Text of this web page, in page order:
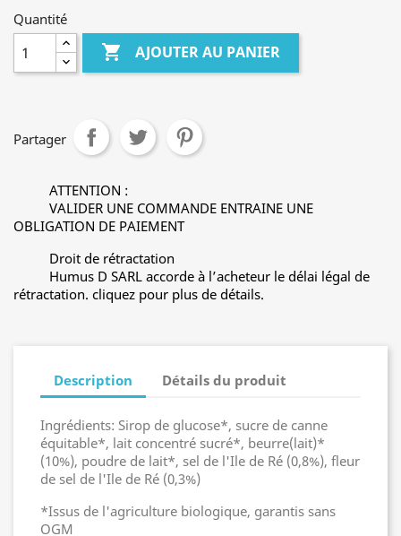
Quantité
 AJOUTER AU PANIER
Partager
ATTENTION :
VALIDER UNE COMMANDE ENTRAINE UNE
OBLIGATION DE PAIEMENT
Droit de rétractation
Humus D SARL accorde à l’acheteur le délai légal de
rétractation. cliquez pour plus de détails.
Description Détails du produit
Ingrédients: Sirop de glucose*, sucre de canne
équitable*, lait concentré sucré*, beurre(lait)*
(10%), poudre de lait*, sel de l'Ile de Ré (0,8%), fleur
de sel de l'Ile de Ré (0,3%)
*Issus de l'agriculture biologique, garantis sans
OGM